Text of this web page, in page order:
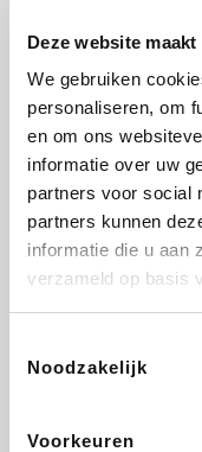
Deze website
We gebruiken
personaliseren, om
en om ons
informatie over uw
partners voor social
partners kunnen
informatie die u aan
verzameld op basis
Noodzakelijk
Voorkeuren
Weekendesk